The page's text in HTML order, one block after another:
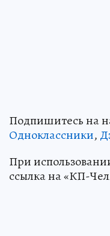
Подпишитесь на
Одноклассники,
При
ссылка на «КП-